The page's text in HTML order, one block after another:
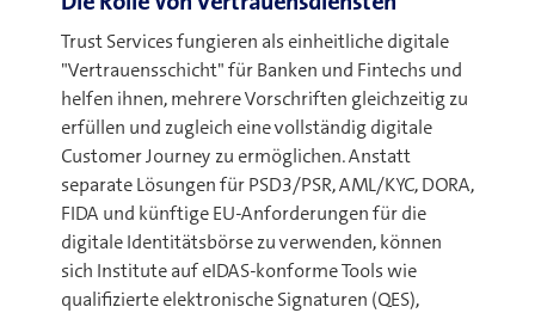
Trust Services fungieren als einheitliche digitale
"Vertrauensschicht" für Banken und Fintechs und
helfen ihnen, mehrere Vorschriften gleichzeitig zu
erfüllen und zugleich eine vollständig digitale
Customer Journey zu ermöglichen. Anstatt
separate Lösungen für PSD3/PSR, AML/KYC, DORA,
FIDA und künftige EU-Anforderungen für die
digitale Identitätsbörse zu verwenden, können
sich Institute auf eIDAS-konforme Tools wie
qualifizierte elektronische Signaturen (QES),